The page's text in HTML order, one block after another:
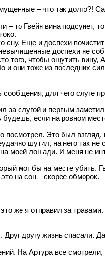
– что так долго?!
– то Гвейн вина подсунет,
сну. Еще и доспехи
доспехи не
того, чтобы ощутить вину,
и они тоже из последних
для чего слуге
слугой и первым заметил,
если на ровном
посмотрел. Это был взгляд,
шутил, на него так не
моей лошади. И меня не
мог бы на месте убить.
на сон – скорее обморок.
же я отправил за травами.
другу жизнь спасали.
На Артура все смотрели,